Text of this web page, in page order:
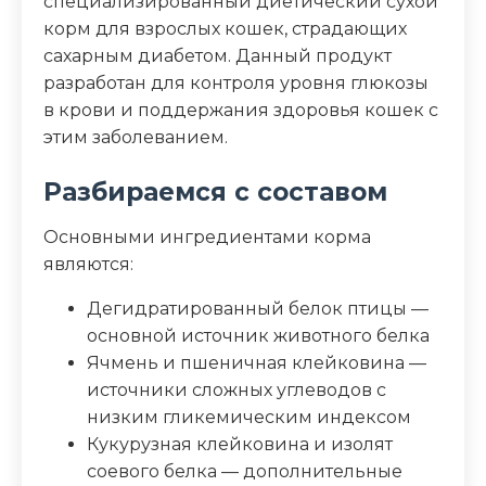
Белки 46%, жиры 12%, углеводы 18.8%,
клетчатка пищевая 11.5%, клетчатка
общая 3.6%, омега-6 2.69%, омега-3 0.62%,
EPA+DHA 0.3%, кальций 0.92%, фосфор
0.89%, натрий 0.4%, аргинин 2.6%, L-
карнитин 20 мг/кг, витамин E 500 МЕ/кг,
Дополнительные ингредиенты
L-карнитин, фруктоолигосахариды,
Пищевая ценность
Белок (%) 46
Жир (%) 12
корм для взрослых кошек, страдающих
сахарным диабетом. Данный продукт
разработан для контроля уровня глюкозы
в крови и поддержания здоровья кошек с
этим заболеванием.
Разбираемся с составом
Основными ингредиентами корма
являются:
Дегидратированный белок птицы —
основной источник животного белка
Ячмень и пшеничная клейковина —
источники сложных углеводов с
низким гликемическим индексом
Кукурузная клейковина и изолят
соевого белка — дополнительные